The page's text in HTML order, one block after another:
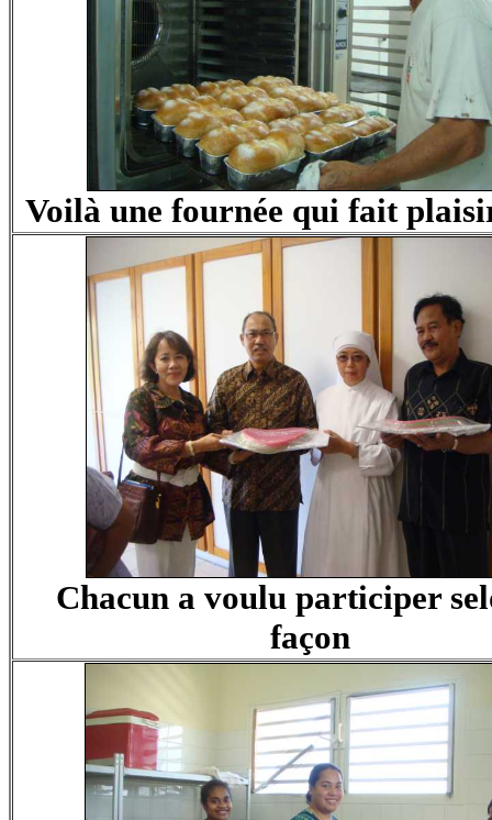
Voilà une fournée qui fait
Chacun a voulu participer
façon